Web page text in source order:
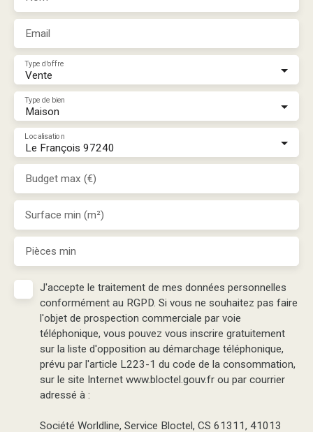
Email
Vente
Type d'offre
Maison
Type de bien
Le François 97240
Localisation
Budget max (€)
Surface min (m²)
Pièces min
J'accepte le traitement de mes données personnelles
conformément au RGPD. Si vous ne souhaitez pas faire
l'objet de prospection commerciale par voie
téléphonique, vous pouvez vous inscrire gratuitement
sur la liste d'opposition au démarchage téléphonique,
prévu par l'article L223-1 du code de la consommation,
sur le site Internet www.bloctel.gouv.fr ou par courrier
adressé à :
Société Worldline, Service Bloctel, CS 61311, 41013